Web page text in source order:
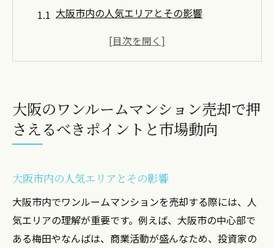
大阪市内の人気エリアとその影響
価格設定の成功事例と失敗例
投資家が知っておくべき大阪の法律と規制
京都でワンルームマンションを有利に売却する
京都ならではの歴史的背景を活かす方法
観光シーズンを意識した売却戦略
京都市内の不動産需要と供給の現状
文化財保護法と不動産の関係
大阪のワンルームマンション売却で押
さえるべきポイントと市場動向
大阪市内の人気エリアとその影響
大阪市内でワンルームマンションを売却する際には、人
気エリアの理解が重要です。例えば、大阪市の中心部で
ある梅田やなんばは、商業活動が盛んなため、投資家の